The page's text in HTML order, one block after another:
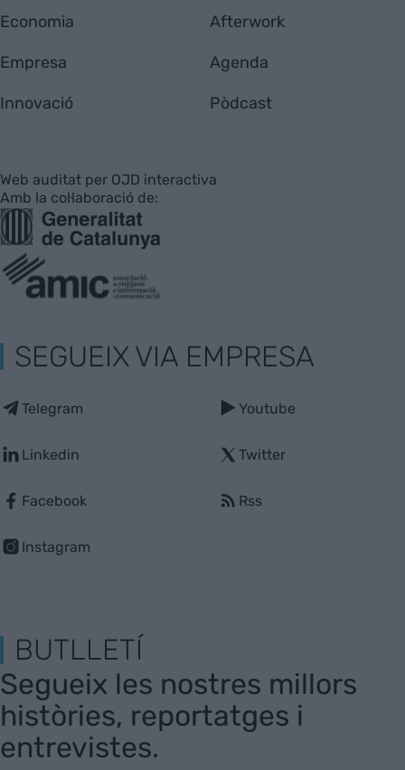
Economia
Empresa
Innovació
Afterwork
Agenda
Pòdcast
Web auditat per OJD interactiva
Amb la col·laboració de:
SEGUEIX VIA EMPRESA
Telegram
Linkedin
Facebook
Instagram
Youtube
Twitter
Rss
BUTLLETÍ
Segueix les nostres millors
històries, reportatges i
entrevistes.